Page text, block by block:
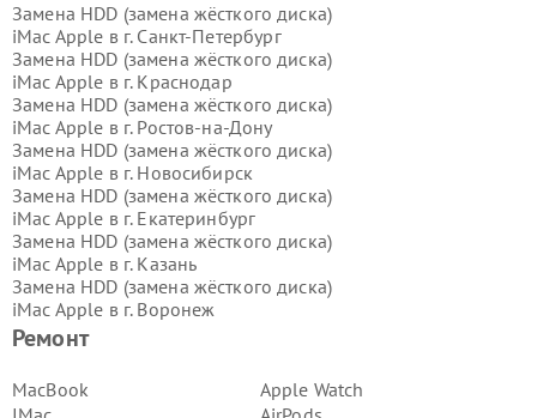
Ремонт
MacBook
Apple Watch
Замена HDD (замена жёсткого диска)
iMac Apple в г. Санкт-Петербург
Замена HDD (замена жёсткого диска)
iMac Apple в г. Краснодар
Замена HDD (замена жёсткого диска)
iMac Apple в г. Ростов-на-Дону
Замена HDD (замена жёсткого диска)
iMac Apple в г. Новосибирск
Замена HDD (замена жёсткого диска)
iMac Apple в г. Екатеринбург
Замена HDD (замена жёсткого диска)
iMac Apple в г. Казань
Замена HDD (замена жёсткого диска)
iMac Apple в г. Воронеж
Замена HDD (замена жёсткого диска)
Замена HDD (замена жёсткого диска)
iMac Apple в г.